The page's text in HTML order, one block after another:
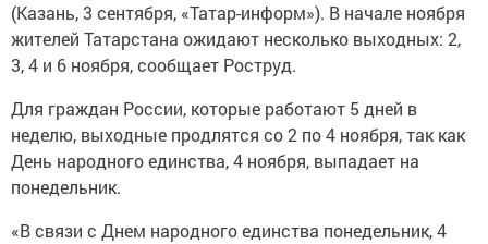
(Казань, 3 сентября, «Татар-информ»). В начале ноября
жителей Татарстана ожидают несколько выходных: 2,
3, 4 и 6 ноября, сообщает Роструд.
Для граждан России, которые работают 5 дней в
неделю, выходные продлятся со 2 по 4 ноября, так как
День народного единства, 4 ноября, выпадает на
понедельник.
«В связи с Днем народного единства понедельник, 4